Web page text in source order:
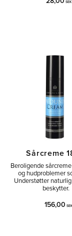
SEK
Sårcreme
Beroligende
og hudproblemer
Understøtter
beskytter.
156,00 SEK